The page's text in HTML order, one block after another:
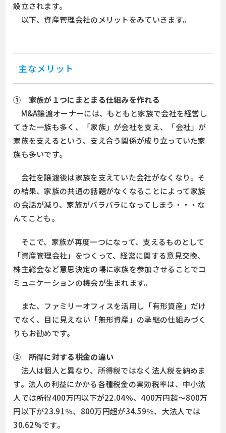
設立されます。
以下、資産管理会社のメリットをみていきます。
主なメリット
① 家族が１つにまとまる仕組みを作れる
M&A譲渡オーナーには、もともと家族で会社を経営し
てきた一族も多く、「家族」が会社を支え、「会社」が
家族を支えるという、支え合う関係が成り立っていた家
族も多いです。
会社を譲渡後は家族を支えていた会社がなくなり。そ
の結果、家族の共通の話題がなくなることによって家族
の会話が減り、家族がバラバラになってしまう・・・な
んてことも。
そこで、家族が再度一つになって、支えるものとして
「資産管理会社」をつくって、経営に関する意見交換、
株主総会など意思決定の場に家族を参加させることでコ
ミュニケーションの機会が生まれます。
また、ファミリーオフィスを活用し「有形資産」だけ
でなく、目に見えない「無形資産」の承継の仕組みづく
りもお勧めです。
② 所得に対する税金の違い
法人は個人と異なり、所得税ではなく法人税を納めま
す。法人の利益にかかる各種税金の実効税率は、中小法
人では所得400万円以下が22.04％、400万円超～800万
円以下が23.91％、800万円超が34.59％、大法人では
30.62%です。